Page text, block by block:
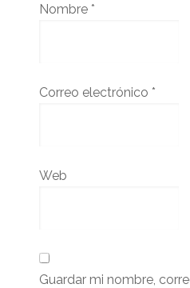
Nombre *
Correo electrónico *
Web
Guardar mi nombre,